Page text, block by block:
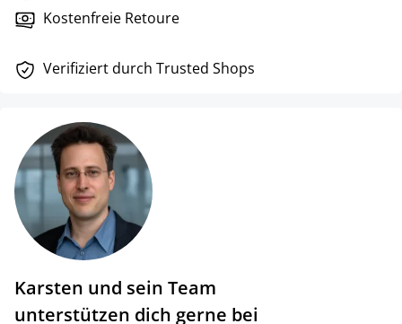
Kostenfreie Retoure
Verifiziert durch Trusted Shops
Karsten und sein Team
unterstützen dich gerne bei